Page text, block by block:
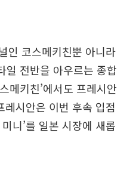
인 코스메키친뿐 아니라
일 전반을 아우르는 종합
메키친’에서도 프레시안
시안은 이번 후속 입점
니’를 일본 시장에 새롭